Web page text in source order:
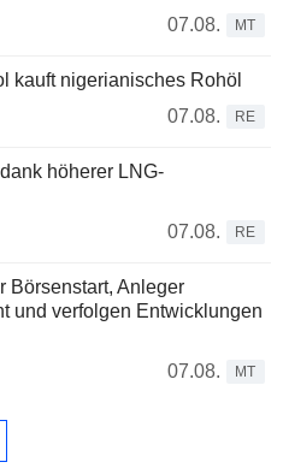
07.08.
MT
kauft nigerianisches Rohöl
07.08.
RE
höherer LNG-
07.08.
RE
Börsenstart, Anleger
und verfolgen Entwicklungen
07.08.
MT